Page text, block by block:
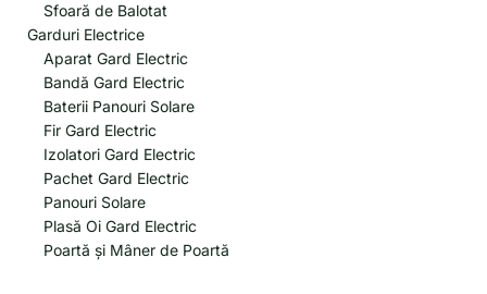
Sfoară de Balotat
Garduri Electrice
Aparat Gard Electric
Bandă Gard Electric
Baterii Panouri Solare
Fir Gard Electric
Izolatori Gard Electric
Pachet Gard Electric
Panouri Solare
Plasă Oi Gard Electric
Poartă și Mâner de Poartă